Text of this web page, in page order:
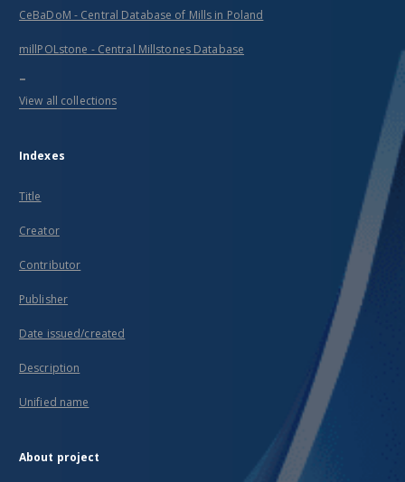
CeBaDoM - Central Database of Mills in Poland
millPOLstone - Central Millstones Database
...
View all collections
Indexes
Title
Creator
Contributor
Publisher
Date issued/created
Description
Unified name
About project